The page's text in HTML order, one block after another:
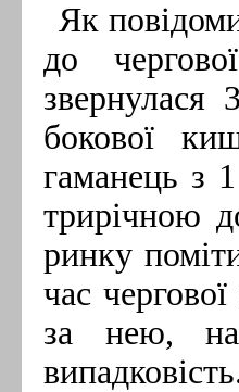
Як
до
звернулася
бокової
гаманець з
трирічною
ринку
час
за нею, на